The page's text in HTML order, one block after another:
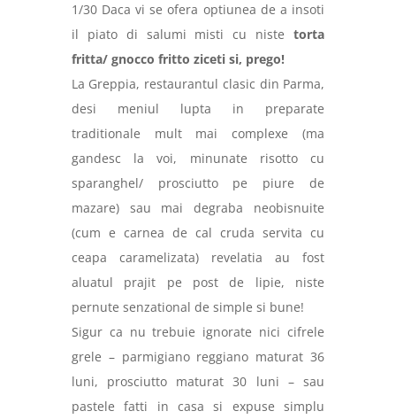
1/30 Daca vi se ofera optiunea de a insoti
il piato di salumi misti cu nistetorta
fritta/ gnocco fritto ziceti si, prego!
La Greppia, restaurantul clasic din Parma,
desi meniul lupta in preparate
traditionale mult mai complexe (ma
gandesc la voi, minunate risotto cu
sparanghel/ prosciutto pe piure de
mazare) sau mai degraba neobisnuite
(cum e carnea de cal cruda servita cu
ceapa caramelizata) revelatia au fost
aluatul prajit pe post de lipie, niste
pernute senzational de simple si bune!
Sigur ca nu trebuie ignorate nici cifrele
grele – parmigiano reggiano maturat 36
luni, prosciutto maturat 30 luni – sau
pastele fatti in casa si expuse simplu